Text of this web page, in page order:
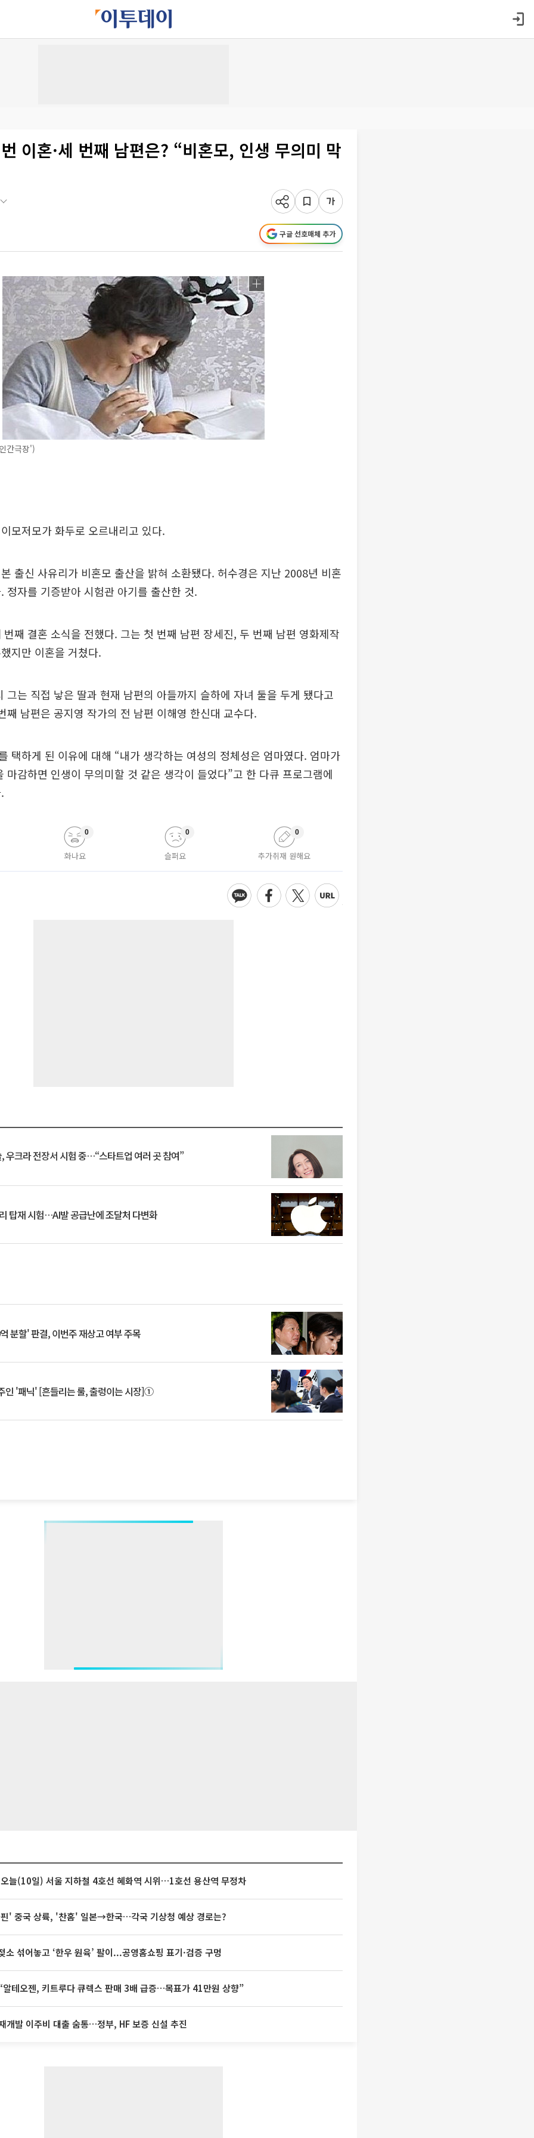
이혼·세 번째 남편은? “비혼모, 인생 무의미 막
구글 선호매체 추가
간극장')
모저모가 화두로 오르내리고 있다.
출신 사유리가 비혼모 출산을 밝혀 소환됐다. 허수경은 지난 2008년 비혼
정자를 기증받아 시험관 아기를 출산한 것.
번째 결혼 소식을 전했다. 그는 첫 번째 남편 장세진, 두 번째 남편 영화제작
지만 이혼을 거쳤다.
그는 직접 낳은 딸과 현재 남편의 아들까지 슬하에 자녀 둘을 두게 됐다고
째 남편은 공지영 작가의 전 남편 이해영 한신대 교수다.
택하게 된 이유에 대해 “내가 생각하는 여성의 정체성은 엄마였다. 엄마가
마감하면 인생이 무의미할 것 같은 생각이 들었다”고 한 다큐 프로그램에
화나요
0
슬퍼요
0
추가취재 원해요
0
우크라 전장서 시험 중…“스타트업 여러 곳 참여”
탑재 시험…AI발 공급난에 조달처 다변화
분할' 판결, 이번주 재상고 여부 주목
인 '패닉' [흔들리는 룰, 출렁이는 시장]①
늘(10일) 서울 지하철 4호선 혜화역 시위…1호선 용산역 무정차
' 중국 상륙, '찬홈' 일본→한국…각국 기상청 예상 경로는?
소 섞어놓고 ‘한우 원육’ 팔이...공영홈쇼핑 표기·검증 구멍
알테오젠, 키트루다 큐렉스 판매 3배 급증…목표가 41만원 상향”
개발 이주비 대출 숨통…정부, HF 보증 신설 추진